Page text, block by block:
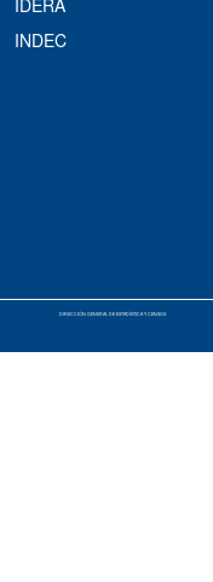
IDERA
INDEC
DIRECCIÓN GENERAL DE ESTADÍSTICA Y CENSOS